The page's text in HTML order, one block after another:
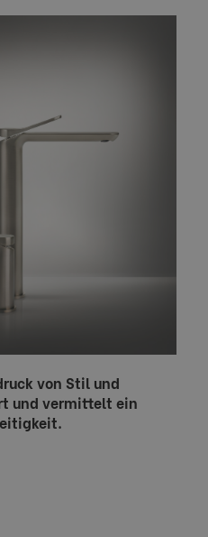
von Stil und
und vermittelt ein